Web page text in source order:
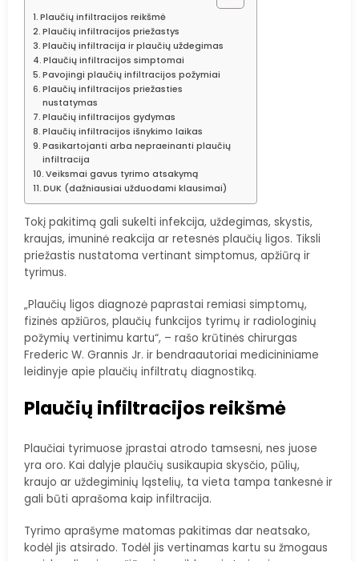
Plaučių infiltracijos reikšmė
Plaučių infiltracijos priežastys
Plaučių infiltracija ir plaučių uždegimas
Plaučių infiltracijos simptomai
Pavojingi plaučių infiltracijos požymiai
Plaučių infiltracijos priežasties
nustatymas
Plaučių infiltracijos gydymas
Plaučių infiltracijos išnykimo laikas
Pasikartojanti arba nepraeinanti plaučių
infiltracija
Veiksmai gavus tyrimo atsakymą
DUK (dažniausiai užduodami klausimai)
Tokį pakitimą gali sukelti infekcija, uždegimas, skystis,
kraujas, imuninė reakcija ar retesnės plaučių ligos. Tiksli
priežastis nustatoma vertinant simptomus, apžiūrą ir
tyrimus.
„Plaučių ligos diagnozė paprastai remiasi simptomų,
fizinės apžiūros, plaučių funkcijos tyrimų ir radiologinių
požymių vertinimu kartu“, – rašo krūtinės chirurgas
Frederic W. Grannis Jr. ir bendraautoriai medicininiame
leidinyje apie plaučių infiltratų diagnostiką.
Plaučių infiltracijos reikšmė
Plaučiai tyrimuose įprastai atrodo tamsesni, nes juose
yra oro. Kai dalyje plaučių susikaupia skysčio, pūlių,
kraujo ar uždegiminių ląstelių, ta vieta tampa tankesnė ir
gali būti aprašoma kaip infiltracija.
Tyrimo aprašyme matomas pakitimas dar neatsako,
kodėl jis atsirado. Todėl jis vertinamas kartu su žmogaus